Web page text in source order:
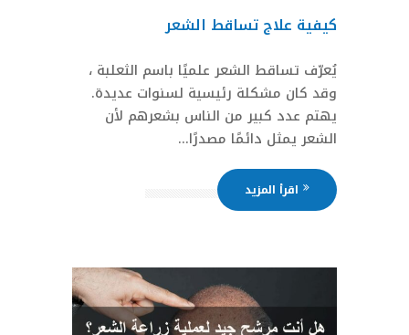
كيفية علاج تساقط الشعر
يُعرّف تساقط الشعر علميًا باسم الثعلبة ،
وقد كان مشكلة رئيسية لسنوات عديدة.
يهتم عدد كبير من الناس بشعرهم لأن
الشعر يمثل دائمًا مصدرًا...
اقرأ المزيد